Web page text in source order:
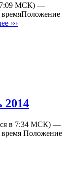
7:09 МСК) —
времяПоложение
›››
2014
в 7:34 МСК) —
время Положение